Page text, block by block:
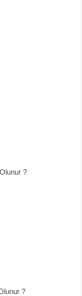
?
?